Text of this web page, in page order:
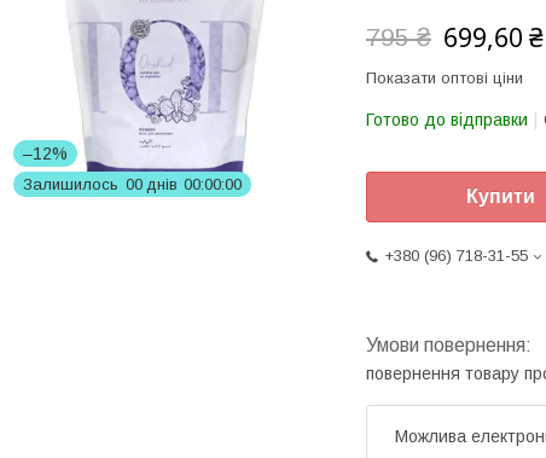
–12%
Залишилось 00 днів 00 00 00
795 ₴ 699,60 ₴
Показати оптові ціни
Готово до відправки
Купити
+380 (96) 718-31-55
повернення товару